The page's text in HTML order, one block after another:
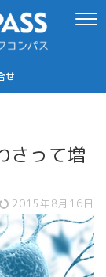
せ
さって増
2015年8月16日